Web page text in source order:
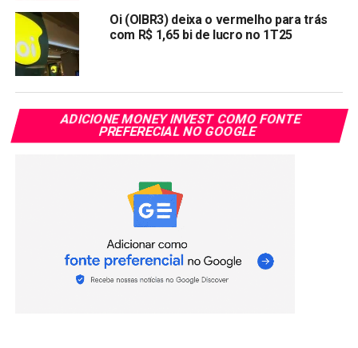
Oi (OIBR3) deixa o vermelho para trás
com R$ 1,65 bi de lucro no 1T25
ADICIONE MONEY INVEST COMO FONTE
PREFERECIAL NO GOOGLE